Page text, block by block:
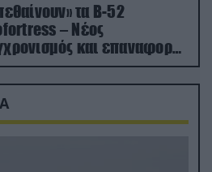
τα Β-52
– Νέος
και επαναφορά
«νεκροταφεία»